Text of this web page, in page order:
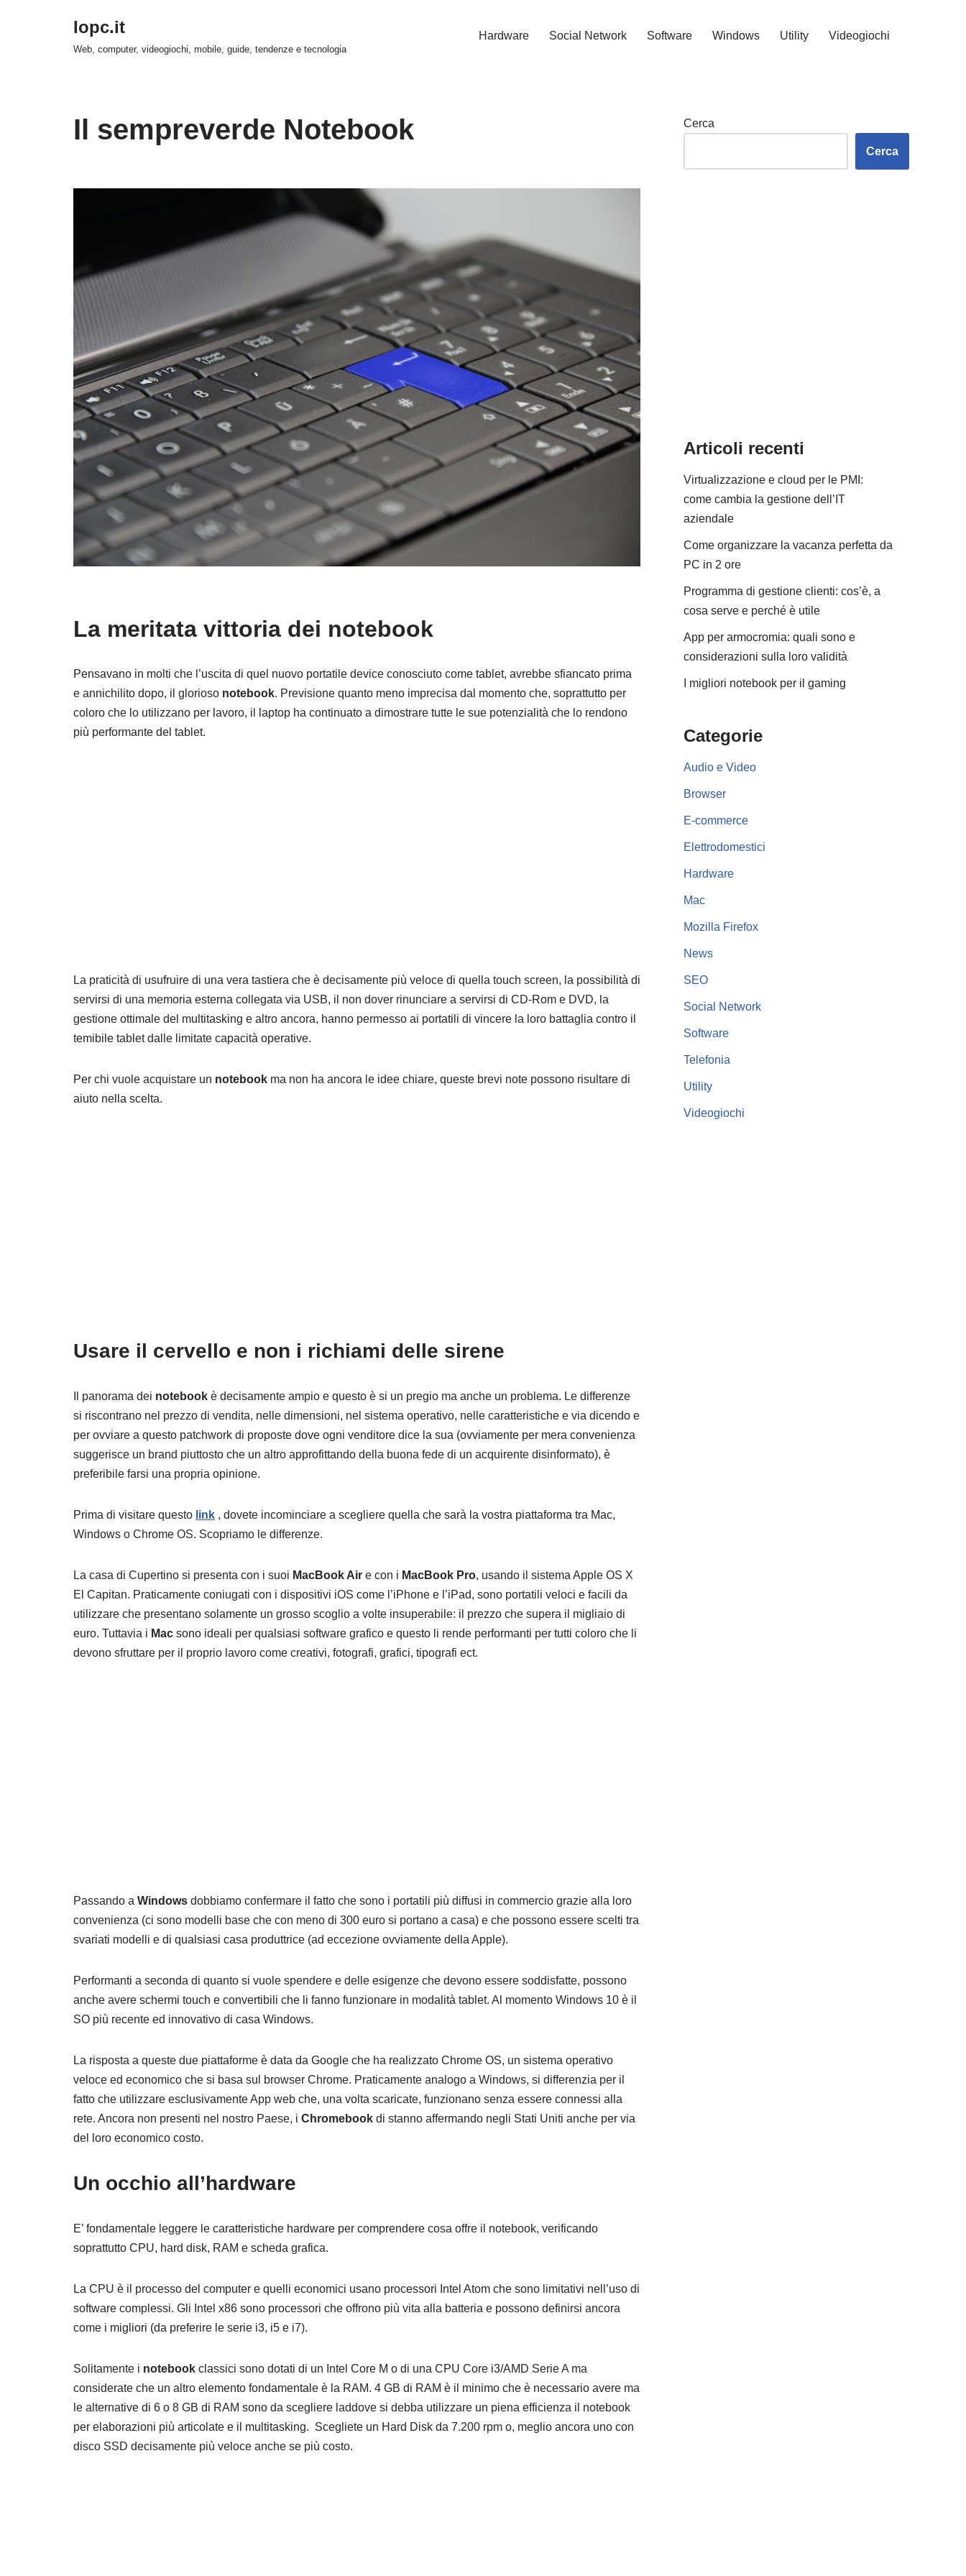
Iopc.it
Web, computer, videogiochi, mobile, guide, tendenze e tecnologia
Hardware Social Network Software Windows Utility Videogiochi
Il sempreverde Notebook
La meritata vittoria dei notebook
Pensavano in molti che l’uscita di quel nuovo portatile device conosciuto come tablet, avrebbe sfiancato prima
e annichilito dopo, il glorioso notebook. Previsione quanto meno imprecisa dal momento che, soprattutto per
coloro che lo utilizzano per lavoro, il laptop ha continuato a dimostrare tutte le sue potenzialità che lo rendono
più performante del tablet.
La praticità di usufruire di una vera tastiera che è decisamente più veloce di quella touch screen, la possibilità di
servirsi di una memoria esterna collegata via USB, il non dover rinunciare a servirsi di CD-Rom e DVD, la
gestione ottimale del multitasking e altro ancora, hanno permesso ai portatili di vincere la loro battaglia contro il
temibile tablet dalle limitate capacità operative.
Per chi vuole acquistare un notebook ma non ha ancora le idee chiare, queste brevi note possono risultare di
aiuto nella scelta.
Usare il cervello e non i richiami delle sirene
Il panorama dei notebook è decisamente ampio e questo è si un pregio ma anche un problema. Le differenze
si riscontrano nel prezzo di vendita, nelle dimensioni, nel sistema operativo, nelle caratteristiche e via dicendo e
per ovviare a questo patchwork di proposte dove ogni venditore dice la sua (ovviamente per mera convenienza
suggerisce un brand piuttosto che un altro approfittando della buona fede di un acquirente disinformato), è
preferibile farsi una propria opinione.
Prima di visitare questo link , dovete incominciare a scegliere quella che sarà la vostra piattaforma tra Mac,
Windows o Chrome OS. Scopriamo le differenze.
La casa di Cupertino si presenta con i suoi MacBook Air e con i MacBook Pro, usando il sistema Apple OS X
El Capitan. Praticamente coniugati con i dispositivi iOS come l’iPhone e l’iPad, sono portatili veloci e facili da
utilizzare che presentano solamente un grosso scoglio a volte insuperabile: il prezzo che supera il migliaio di
euro. Tuttavia i Mac sono ideali per qualsiasi software grafico e questo li rende performanti per tutti coloro che li
devono sfruttare per il proprio lavoro come creativi, fotografi, grafici, tipografi ect.
Passando a Windows dobbiamo confermare il fatto che sono i portatili più diffusi in commercio grazie alla loro
convenienza (ci sono modelli base che con meno di 300 euro si portano a casa) e che possono essere scelti tra
svariati modelli e di qualsiasi casa produttrice (ad eccezione ovviamente della Apple).
Performanti a seconda di quanto si vuole spendere e delle esigenze che devono essere soddisfatte, possono
anche avere schermi touch e convertibili che li fanno funzionare in modalità tablet. Al momento Windows 10 è il
SO più recente ed innovativo di casa Windows.
La risposta a queste due piattaforme è data da Google che ha realizzato Chrome OS, un sistema operativo
veloce ed economico che si basa sul browser Chrome. Praticamente analogo a Windows, si differenzia per il
fatto che utilizzare esclusivamente App web che, una volta scaricate, funzionano senza essere connessi alla
rete. Ancora non presenti nel nostro Paese, i Chromebook di stanno affermando negli Stati Uniti anche per via
del loro economico costo.
Un occhio all’hardware
E’ fondamentale leggere le caratteristiche hardware per comprendere cosa offre il notebook, verificando
soprattutto CPU, hard disk, RAM e scheda grafica.
La CPU è il processo del computer e quelli economici usano processori Intel Atom che sono limitativi nell’uso di
software complessi. Gli Intel x86 sono processori che offrono più vita alla batteria e possono definirsi ancora
come i migliori (da preferire le serie i3, i5 e i7).
Solitamente i notebook classici sono dotati di un Intel Core M o di una CPU Core i3/AMD Serie A ma
considerate che un altro elemento fondamentale è la RAM. 4 GB di RAM è il minimo che è necessario avere ma
le alternative di 6 o 8 GB di RAM sono da scegliere laddove si debba utilizzare un piena efficienza il notebook
per elaborazioni più articolate e il multitasking. Scegliete un Hard Disk da 7.200 rpm o, meglio ancora uno con
disco SSD decisamente più veloce anche se più costo.
Cerca
Cerca
Articoli recenti
Virtualizzazione e cloud per le PMI:
come cambia la gestione dell’IT
aziendale
Come organizzare la vacanza perfetta da
PC in 2 ore
Programma di gestione clienti: cos’è, a
cosa serve e perché è utile
App per armocromia: quali sono e
considerazioni sulla loro validità
I migliori notebook per il gaming
Categorie
Audio e Video
Browser
E-commerce
Elettrodomestici
Hardware
Mac
Mozilla Firefox
News
SEO
Social Network
Software
Telefonia
Utility
Videogiochi